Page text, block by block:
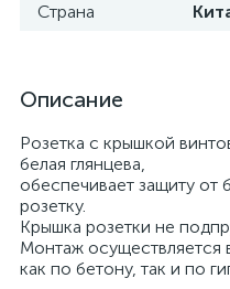
Страна
Описание
Розетка с крышкой
белая глянцева,
обеспечивает защиту от
розетку.
Крышка розетки не
Монтаж осуществляется
как по бетону, так и по